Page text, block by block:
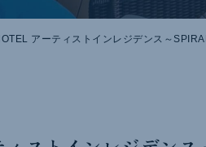
アーティストインレジデンス～